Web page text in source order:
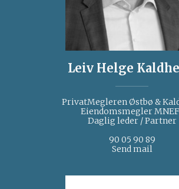
Leiv Helge
PrivatMegleren Østbø &
Eiendomsmegler
Daglig leder / Partner
90 05 90 89
Send mail